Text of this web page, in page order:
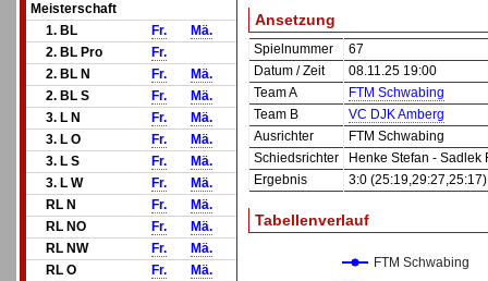
Meisterschaft
1. BL
Fr.
Mä.
2. BL Pro
Fr.
2. BL N
Fr.
Mä.
2. BL S
Fr.
Mä.
3. L N
Fr.
Mä.
3. L O
Fr.
Mä.
3. L S
Fr.
Mä.
3. L W
Fr.
Mä.
RL N
Fr.
Mä.
RL NO
Fr.
Mä.
RL NW
Fr.
Mä.
RL O
Fr.
Mä.
Ansetzung
Spielnummer
67
Datum / Zeit
08.11.25 19:00
Team A
FTM Schwabing
Team B
VC DJK Amberg
Ausrichter
FTM Schwabing
Schiedsrichter
Henke Stefan - Sadlek
Ergebnis
3:0 (25:19,29:27,25:17)
Tabellenverlauf
FTM Schwabing